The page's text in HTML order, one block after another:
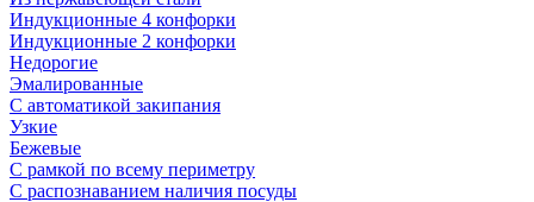
Индукционные 4 конфорки
Индукционные 2 конфорки
Недорогие
Эмалированные
С автоматикой закипания
Узкие
Бежевые
С рамкой по всему периметру
С распознаванием наличия посуды